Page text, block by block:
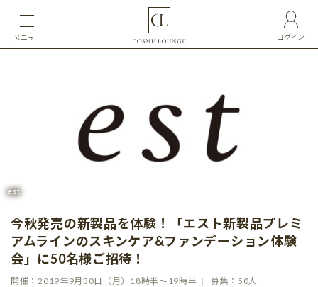
ログイン
メニュー
est
今秋発売の新製品を体験！「エスト新製品プレミ
アムラインのスキンケア&ファンデーション体験
会」に50名様ご招待！
開催：2019年9月30日（月）18時半〜19時半 募集：50人